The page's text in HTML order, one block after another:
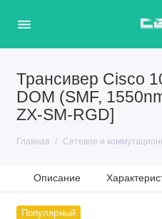
Трансивер Cisco
DOM (SMF,
ZX‐SM‐RGD]
Главная Сетевое и
Описание
Популярный